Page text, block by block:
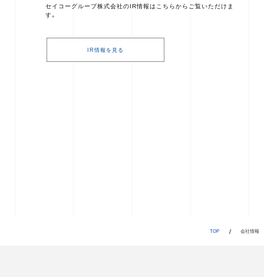
セイコーグループ株式会社のIR情報はこちらからご覧いただけま
す。
IR情報を見る
TOP 会社情報